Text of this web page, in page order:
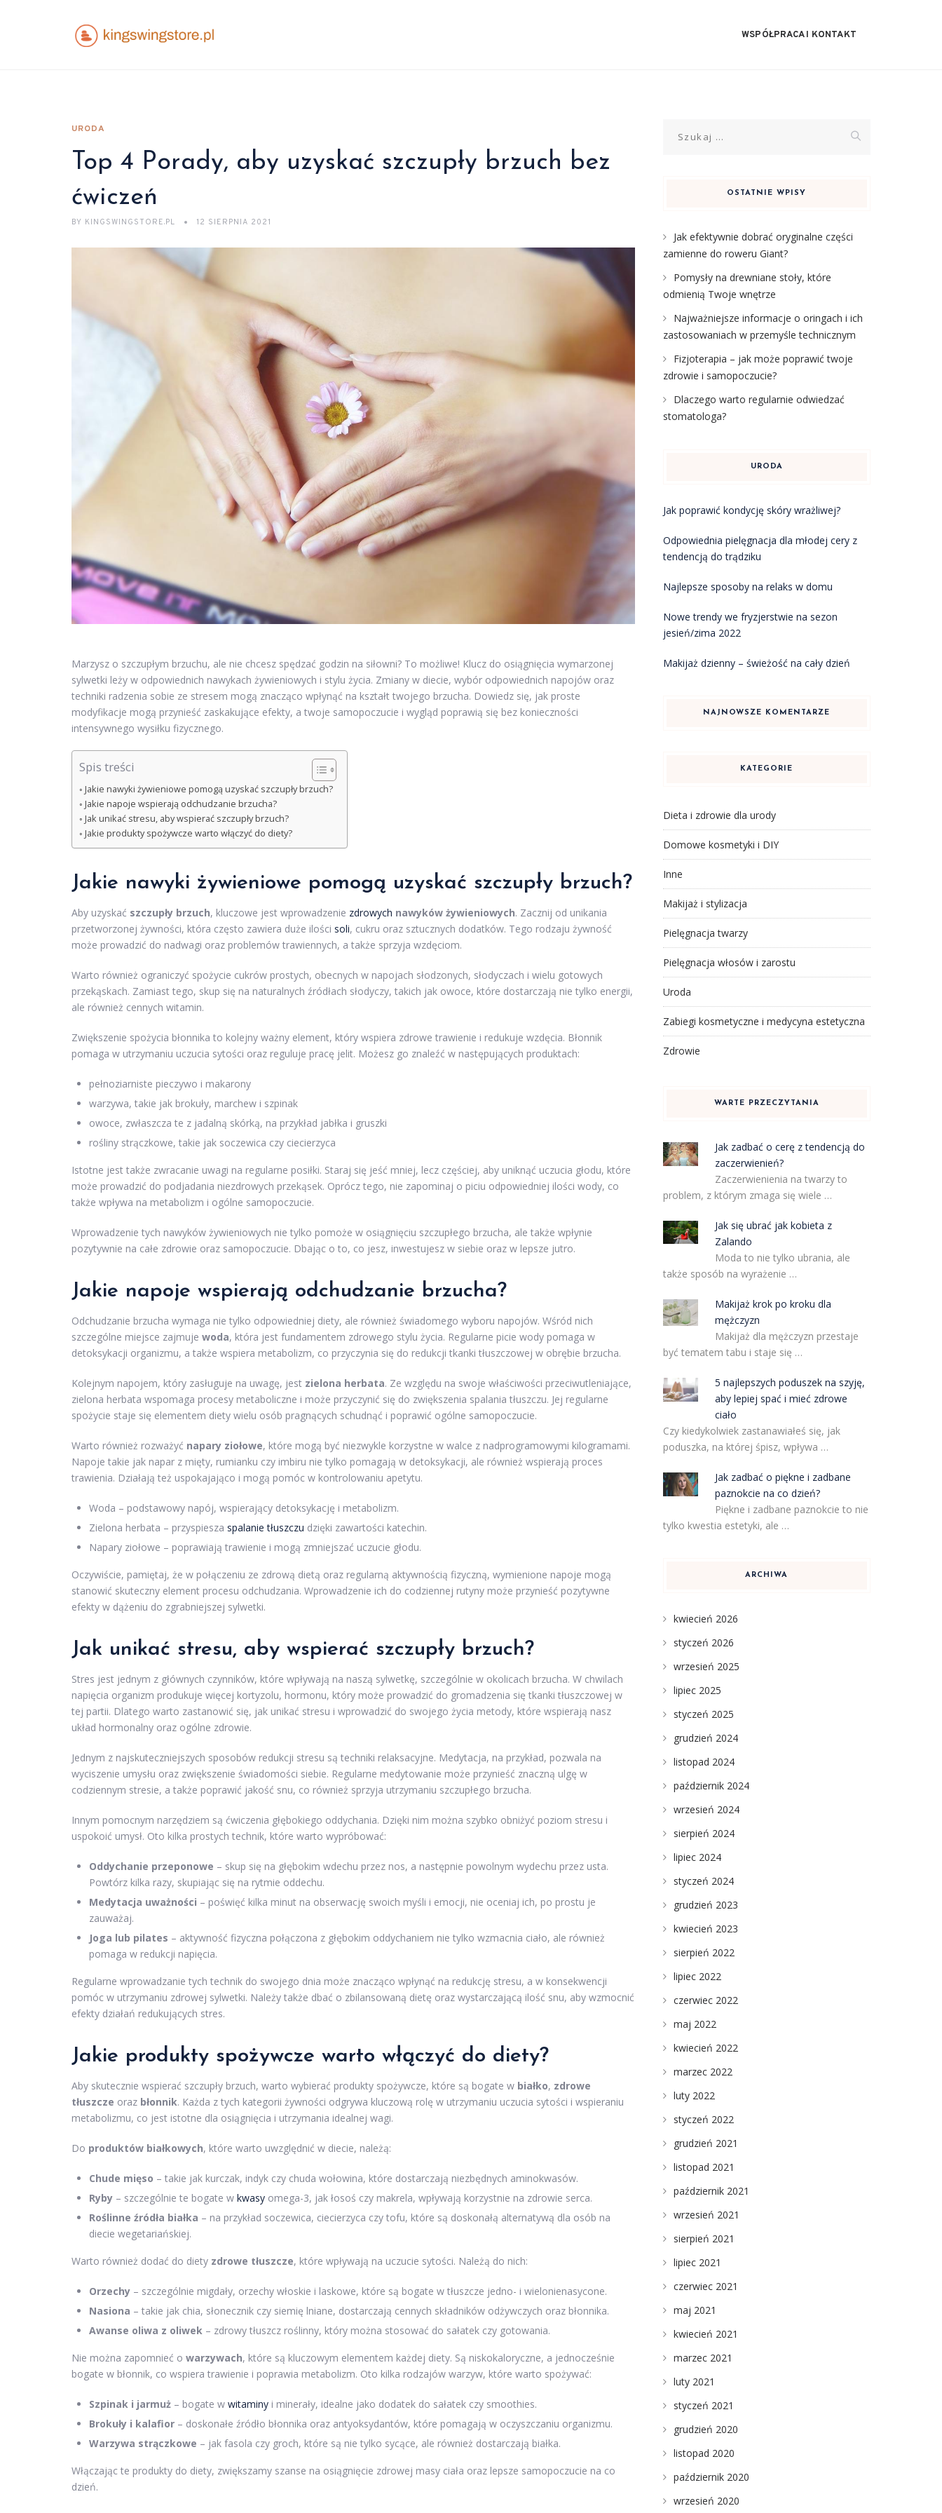
WSPÓŁPRACA I KONTAKT
URODA
Top 4 Porady, aby uzyskać szczupły brzuch bez
ćwiczeń
BY KINGSWINGSTORE.PL 12 SIERPNIA 2021
Marzysz o szczupłym brzuchu, ale nie chcesz spędzać godzin na siłowni? To możliwe! Klucz do osiągnięcia wymarzonej
sylwetki leży w odpowiednich nawykach żywieniowych i stylu życia. Zmiany w diecie, wybór odpowiednich napojów oraz
techniki radzenia sobie ze stresem mogą znacząco wpłynąć na kształt twojego brzucha. Dowiedz się, jak proste
modyfikacje mogą przynieść zaskakujące efekty, a twoje samopoczucie i wygląd poprawią się bez konieczności
intensywnego wysiłku fizycznego.
Spis treści
Jakie nawyki żywieniowe pomogą uzyskać szczupły brzuch?
Jakie napoje wspierają odchudzanie brzucha?
Jak unikać stresu, aby wspierać szczupły brzuch?
Jakie produkty spożywcze warto włączyć do diety?
Jakie nawyki żywieniowe pomogą uzyskać szczupły brzuch?
Aby uzyskać szczupły brzuch, kluczowe jest wprowadzenie zdrowych nawyków żywieniowych. Zacznij od unikania
przetworzonej żywności, która często zawiera duże ilości soli, cukru oraz sztucznych dodatków. Tego rodzaju żywność
może prowadzić do nadwagi oraz problemów trawiennych, a także sprzyja wzdęciom.
Warto również ograniczyć spożycie cukrów prostych, obecnych w napojach słodzonych, słodyczach i wielu gotowych
przekąskach. Zamiast tego, skup się na naturalnych źródłach słodyczy, takich jak owoce, które dostarczają nie tylko energii,
ale również cennych witamin.
Zwiększenie spożycia błonnika to kolejny ważny element, który wspiera zdrowe trawienie i redukuje wzdęcia. Błonnik
pomaga w utrzymaniu uczucia sytości oraz reguluje pracę jelit. Możesz go znaleźć w następujących produktach:
pełnoziarniste pieczywo i makarony
warzywa, takie jak brokuły, marchew i szpinak
owoce, zwłaszcza te z jadalną skórką, na przykład jabłka i gruszki
rośliny strączkowe, takie jak soczewica czy ciecierzyca
Istotne jest także zwracanie uwagi na regularne posiłki. Staraj się jeść mniej, lecz częściej, aby uniknąć uczucia głodu, które
może prowadzić do podjadania niezdrowych przekąsek. Oprócz tego, nie zapominaj o piciu odpowiedniej ilości wody, co
także wpływa na metabolizm i ogólne samopoczucie.
Wprowadzenie tych nawyków żywieniowych nie tylko pomoże w osiągnięciu szczupłego brzucha, ale także wpłynie
pozytywnie na całe zdrowie oraz samopoczucie. Dbając o to, co jesz, inwestujesz w siebie oraz w lepsze jutro.
Jakie napoje wspierają odchudzanie brzucha?
Odchudzanie brzucha wymaga nie tylko odpowiedniej diety, ale również świadomego wyboru napojów. Wśród nich
szczególne miejsce zajmuje woda, która jest fundamentem zdrowego stylu życia. Regularne picie wody pomaga w
detoksykacji organizmu, a także wspiera metabolizm, co przyczynia się do redukcji tkanki tłuszczowej w obrębie brzucha.
Kolejnym napojem, który zasługuje na uwagę, jest zielona herbata. Ze względu na swoje właściwości przeciwutleniające,
zielona herbata wspomaga procesy metaboliczne i może przyczynić się do zwiększenia spalania tłuszczu. Jej regularne
spożycie staje się elementem diety wielu osób pragnących schudnąć i poprawić ogólne samopoczucie.
Warto również rozważyć napary ziołowe, które mogą być niezwykle korzystne w walce z nadprogramowymi kilogramami.
Napoje takie jak napar z mięty, rumianku czy imbiru nie tylko pomagają w detoksykacji, ale również wspierają proces
trawienia. Działają też uspokajająco i mogą pomóc w kontrolowaniu apetytu.
Woda – podstawowy napój, wspierający detoksykację i metabolizm.
Zielona herbata – przyspiesza spalanie tłuszczu dzięki zawartości katechin.
Napary ziołowe – poprawiają trawienie i mogą zmniejszać uczucie głodu.
Oczywiście, pamiętaj, że w połączeniu ze zdrową dietą oraz regularną aktywnością fizyczną, wymienione napoje mogą
stanowić skuteczny element procesu odchudzania. Wprowadzenie ich do codziennej rutyny może przynieść pozytywne
efekty w dążeniu do zgrabniejszej sylwetki.
Jak unikać stresu, aby wspierać szczupły brzuch?
Stres jest jednym z głównych czynników, które wpływają na naszą sylwetkę, szczególnie w okolicach brzucha. W chwilach
napięcia organizm produkuje więcej kortyzolu, hormonu, który może prowadzić do gromadzenia się tkanki tłuszczowej w
tej partii. Dlatego warto zastanowić się, jak unikać stresu i wprowadzić do swojego życia metody, które wspierają nasz
układ hormonalny oraz ogólne zdrowie.
Jednym z najskuteczniejszych sposobów redukcji stresu są techniki relaksacyjne. Medytacja, na przykład, pozwala na
wyciszenie umysłu oraz zwiększenie świadomości siebie. Regularne medytowanie może przynieść znaczną ulgę w
codziennym stresie, a także poprawić jakość snu, co również sprzyja utrzymaniu szczupłego brzucha.
Innym pomocnym narzędziem są ćwiczenia głębokiego oddychania. Dzięki nim można szybko obniżyć poziom stresu i
uspokoić umysł. Oto kilka prostych technik, które warto wypróbować:
Oddychanie przeponowe – skup się na głębokim wdechu przez nos, a następnie powolnym wydechu przez usta.
Powtórz kilka razy, skupiając się na rytmie oddechu.
Medytacja uważności – poświęć kilka minut na obserwację swoich myśli i emocji, nie oceniaj ich, po prostu je
zauważaj.
Joga lub pilates – aktywność fizyczna połączona z głębokim oddychaniem nie tylko wzmacnia ciało, ale również
pomaga w redukcji napięcia.
Regularne wprowadzanie tych technik do swojego dnia może znacząco wpłynąć na redukcję stresu, a w konsekwencji
pomóc w utrzymaniu zdrowej sylwetki. Należy także dbać o zbilansowaną dietę oraz wystarczającą ilość snu, aby wzmocnić
efekty działań redukujących stres.
Jakie produkty spożywcze warto włączyć do diety?
Aby skutecznie wspierać szczupły brzuch, warto wybierać produkty spożywcze, które są bogate w białko, zdrowe
tłuszcze oraz błonnik. Każda z tych kategorii żywności odgrywa kluczową rolę w utrzymaniu uczucia sytości i wspieraniu
metabolizmu, co jest istotne dla osiągnięcia i utrzymania idealnej wagi.
Do produktów białkowych, które warto uwzględnić w diecie, należą:
Chude mięso – takie jak kurczak, indyk czy chuda wołowina, które dostarczają niezbędnych aminokwasów.
Ryby – szczególnie te bogate w kwasy omega-3, jak łosoś czy makrela, wpływają korzystnie na zdrowie serca.
Roślinne źródła białka – na przykład soczewica, ciecierzyca czy tofu, które są doskonałą alternatywą dla osób na
diecie wegetariańskiej.
Warto również dodać do diety zdrowe tłuszcze, które wpływają na uczucie sytości. Należą do nich:
Orzechy – szczególnie migdały, orzechy włoskie i laskowe, które są bogate w tłuszcze jedno- i wielonienasycone.
Nasiona – takie jak chia, słonecznik czy siemię lniane, dostarczają cennych składników odżywczych oraz błonnika.
Awanse oliwa z oliwek – zdrowy tłuszcz roślinny, który można stosować do sałatek czy gotowania.
Nie można zapomnieć o warzywach, które są kluczowym elementem każdej diety. Są niskokaloryczne, a jednocześnie
bogate w błonnik, co wspiera trawienie i poprawia metabolizm. Oto kilka rodzajów warzyw, które warto spożywać:
Szpinak i jarmuż – bogate w witaminy i minerały, idealne jako dodatek do sałatek czy smoothies.
Brokuły i kalafior – doskonałe źródło błonnika oraz antyoksydantów, które pomagają w oczyszczaniu organizmu.
Warzywa strączkowe – jak fasola czy groch, które są nie tylko sycące, ale również dostarczają białka.
Włączając te produkty do diety, zwiększamy szanse na osiągnięcie zdrowej masy ciała oraz lepsze samopoczucie na co
dzień.
OSTATNIE WPISY
Jak efektywnie dobrać oryginalne części
zamienne do roweru Giant?
Pomysły na drewniane stoły, które
odmienią Twoje wnętrze
Najważniejsze informacje o oringach i ich
zastosowaniach w przemyśle technicznym
Fizjoterapia – jak może poprawić twoje
zdrowie i samopoczucie?
Dlaczego warto regularnie odwiedzać
stomatologa?
URODA
Jak poprawić kondycję skóry wrażliwej?
Odpowiednia pielęgnacja dla młodej cery z
tendencją do trądziku
Najlepsze sposoby na relaks w domu
Nowe trendy we fryzjerstwie na sezon
jesień/zima 2022
Makijaż dzienny – świeżość na cały dzień
NAJNOWSZE KOMENTARZE
KATEGORIE
Dieta i zdrowie dla urody
Domowe kosmetyki i DIY
Inne
Makijaż i stylizacja
Pielęgnacja twarzy
Pielęgnacja włosów i zarostu
Uroda
Zabiegi kosmetyczne i medycyna estetyczna
Zdrowie
WARTE PRZECZYTANIA
Jak zadbać o cerę z tendencją do
zaczerwienień?
Zaczerwienienia na twarzy to
problem, z którym zmaga się wiele …
Jak się ubrać jak kobieta z
Zalando
Moda to nie tylko ubrania, ale
także sposób na wyrażenie …
Makijaż krok po kroku dla
mężczyzn
Makijaż dla mężczyzn przestaje
być tematem tabu i staje się …
5 najlepszych poduszek na szyję,
aby lepiej spać i mieć zdrowe
ciało
Czy kiedykolwiek zastanawiałeś się, jak
poduszka, na której śpisz, wpływa …
Jak zadbać o piękne i zadbane
paznokcie na co dzień?
Piękne i zadbane paznokcie to nie
tylko kwestia estetyki, ale …
ARCHIWA
kwiecień 2026
styczeń 2026
wrzesień 2025
lipiec 2025
styczeń 2025
grudzień 2024
listopad 2024
październik 2024
wrzesień 2024
sierpień 2024
lipiec 2024
styczeń 2024
grudzień 2023
kwiecień 2023
sierpień 2022
lipiec 2022
czerwiec 2022
maj 2022
kwiecień 2022
marzec 2022
luty 2022
styczeń 2022
grudzień 2021
listopad 2021
październik 2021
wrzesień 2021
sierpień 2021
lipiec 2021
czerwiec 2021
maj 2021
kwiecień 2021
marzec 2021
luty 2021
styczeń 2021
grudzień 2020
listopad 2020
październik 2020
wrzesień 2020